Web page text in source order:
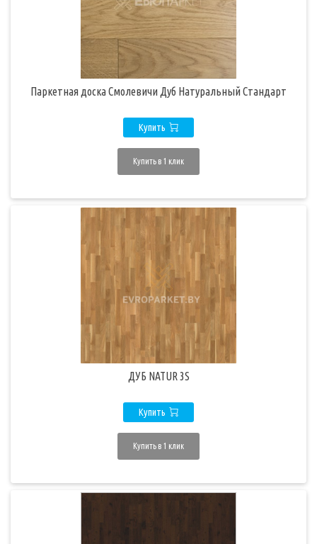
Паркетная доска Смолевичи Дуб Натуральный Стандарт
Купить
Купить в 1 клик
ДУБ NATUR 3S
Купить
Купить в 1 клик